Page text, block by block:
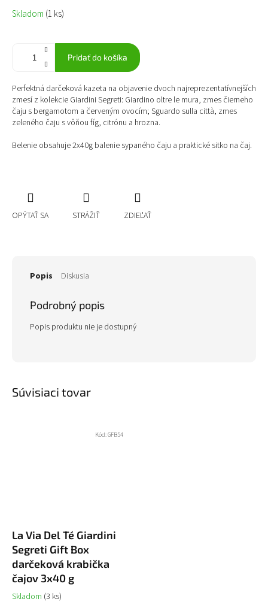
Jednotková
cena:
Skladom (1 ks)
Pridať do košíka
Perfektná darčeková kazeta na objavenie dvoch najreprezentatívnejších
zmesí z kolekcie Giardini Segreti: Giardino oltre le mura, zmes čierneho
čaju s bergamotom a červeným ovocím; Sguardo sulla città, zmes
zeleného čaju s vôňou fíg, citrónu a hrozna.
Belenie obsahuje 2x40g balenie sypaného čaju a praktické sitko na čaj.
OPÝTAŤ SA STRÁŽIŤ ZDIEĽAŤ
Popis Diskusia
Podrobný popis
Popis produktu nie je dostupný
Súvisiaci tovar
La Via Del Té Giardini
Segreti Gift Box
darčeková krabička
čajov 3x40 g
Skladom (3 ks)
Kód:GFB54